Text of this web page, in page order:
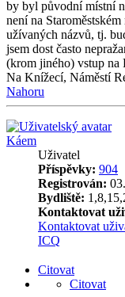
by byl původní místní
není na
užívaných názvů, tj.
jsem dost často
(krom jiného) vstup na
Na Knížecí, Náměstí
Nahoru
Káem
Uživatel
Příspěvky: 904
Registrován:
Bydliště:
Kontaktovat
Kontaktovat
ICQ
Citovat
Citovat